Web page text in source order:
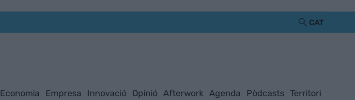
CAT
Economia Empresa Innovació Opinió Afterwork Agenda Pòdcasts Territori